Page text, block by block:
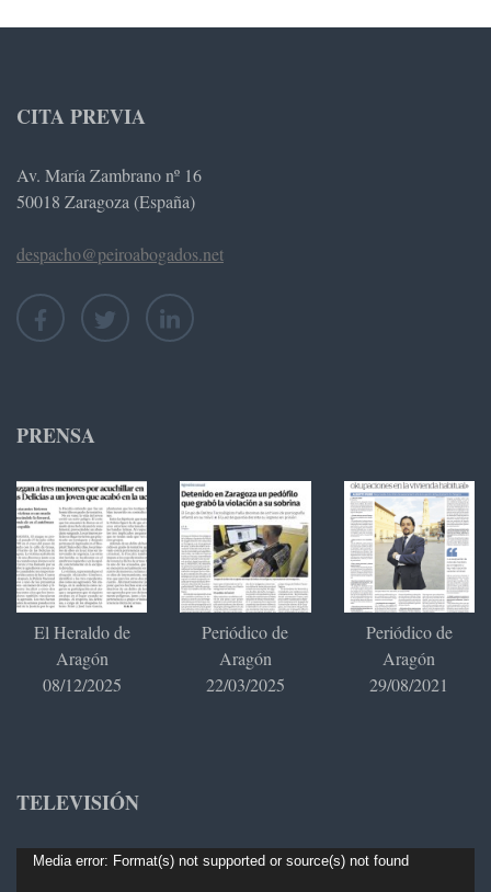
CITA PREVIA
Av. María Zambrano nº 16
50018 Zaragoza (España)
despacho@peiroabogados.net
PRENSA
El Heraldo de
Aragón
08/12/2025
Periódico de
Aragón
22/03/2025
Periódico de
Aragón
29/08/2021
TELEVISIÓN
Reproductor
Media error: Format(s) not supported or source(s) not found